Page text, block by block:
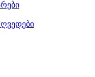
ღვედები